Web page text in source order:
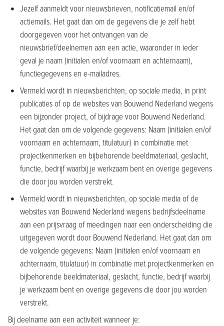
Jezelf aanmeldt voor nieuwsbrieven, notificatiemail en/of
actiemails. Het gaat dan om de gegevens die je zelf hebt
doorgegeven voor het ontvangen van de
nieuwsbrief/deelnemen aan een actie, waaronder in ieder
geval je naam (initialen en/of voornaam en achternaam),
functiegegevens en e-mailadres.
Vermeld wordt in nieuwsberichten, op sociale media, in print
publicaties of op de websites van Bouwend Nederland wegens
een bijzonder project, of bijdrage voor Bouwend Nederland.
Het gaat dan om de volgende gegevens: Naam (initialen en/of
voornaam en achternaam, titulatuur) in combinatie met
projectkenmerken en bijbehorende beeldmateriaal, geslacht,
functie, bedrijf waarbij je werkzaam bent en overige gegevens
die door jou worden verstrekt.
Vermeld wordt in nieuwsberichten, op sociale media of de
websites van Bouwend Nederland wegens bedrijfsdeelname
aan een prijsvraag of meedingen naar een onderscheiding die
uitgegeven wordt door Bouwend Nederland. Het gaat dan om
de volgende gegevens: Naam (initialen en/of voornaam en
achternaam, titulatuur) in combinatie met projectkenmerken en
bijbehorende beeldmateriaal, geslacht, functie, bedrijf waarbij
je werkzaam bent en overige gegevens die door jou worden
verstrekt.
Bij deelname aan een activiteit wanneer je: